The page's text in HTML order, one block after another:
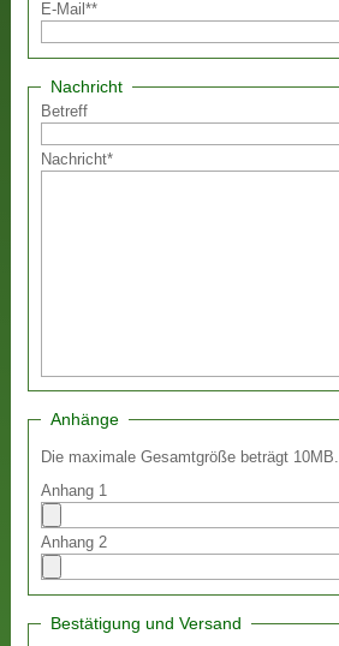
E-Mail **
Nachricht
Betreff
Nachricht*
Anhänge
Die maximale Gesamtgröße beträgt 10MB.
Anhang 1
Anhang 2
Bestätigung und Versand